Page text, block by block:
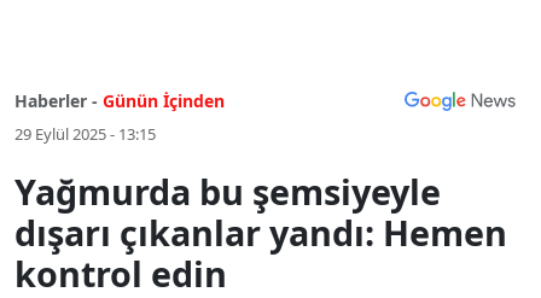
Haberler - Günün İçinden
29 Eylül 2025 - 13:15
Yağmurda bu şemsiyeyle
dışarı çıkanlar yandı: Hemen
kontrol edin